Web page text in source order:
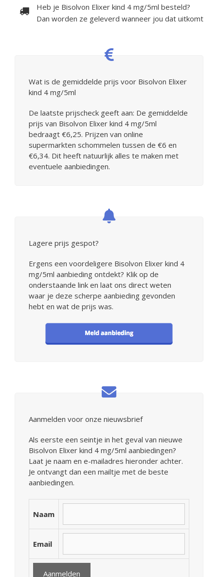
Heb je Bisolvon Elixer kind 4 mg/5ml besteld?
Dan worden ze geleverd wanneer jou dat uitkomt
Wat is de gemiddelde prijs voor Bisolvon Elixer
kind 4 mg/5ml
De laatste prijscheck geeft aan: De gemiddelde
prijs van Bisolvon Elixer kind 4 mg/5ml
bedraagt €6,25. Prijzen van online
supermarkten schommelen tussen de €6 en
€6,34. Dit heeft natuurlijk alles te maken met
eventuele aanbiedingen.
Lagere prijs gespot?
Ergens een voordeligere Bisolvon Elixer kind 4
mg/5ml aanbieding ontdekt? Klik op de
onderstaande link en laat ons direct weten
waar je deze scherpe aanbieding gevonden
hebt en wat de prijs was.
Aanmelden voor onze nieuwsbrief
Als eerste een seintje in het geval van nieuwe
Bisolvon Elixer kind 4 mg/5ml aanbiedingen?
Laat je naam en e-mailadres hieronder achter.
Je ontvangt dan een mailtje met de beste
aanbiedingen.
Naam
Email